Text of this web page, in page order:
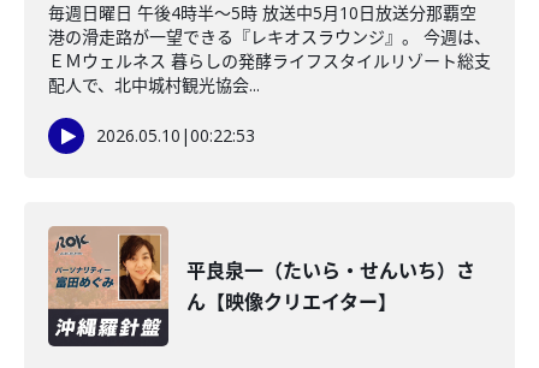
毎週日曜日 午後4時半～5時 放送中5月10日放送分那覇空
港の滑走路が一望できる『レキオスラウンジ』。 今週は、
ＥＭウェルネス 暮らしの発酵ライフスタイルリゾート総支
配人で、北中城村観光協会...
2026.05.10 |00:22:53
平良泉一（たいら・せんいち）さ
ん【映像クリエイター】